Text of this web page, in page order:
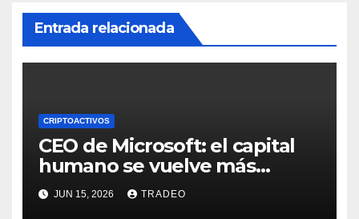
Entrada relacionada
CRIPTOACTIVOS
CEO de Microsoft: el capital
humano se vuelve más
valioso a medida que crece la
IA
JUN 15, 2026 TRADEO